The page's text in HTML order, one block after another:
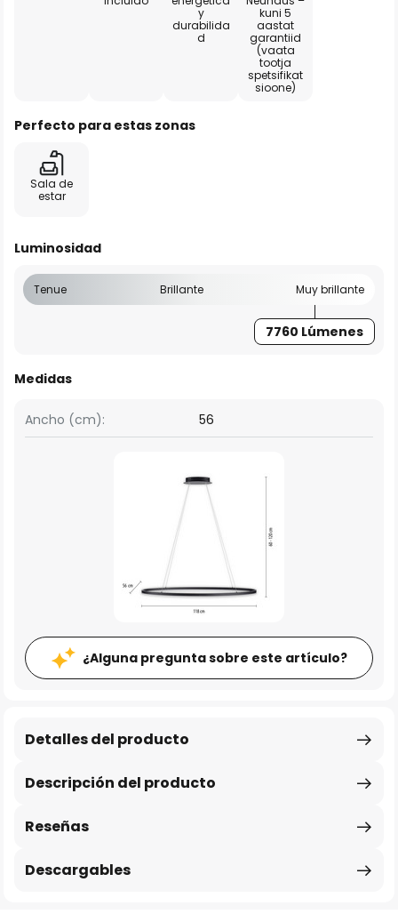
y
durabilida
d
kuni 5
aastat
garantiid
(vaata
tootja
spetsifikat
sioone)
Perfecto para estas zonas
Sala de
estar
Luminosidad
Tenue Brillante Muy brillante
7760 Lúmenes
Medidas
Ancho (cm): 56
¿Alguna pregunta sobre este artículo?
Descripción del producto
Detalles del producto
Reseñas
Descargables